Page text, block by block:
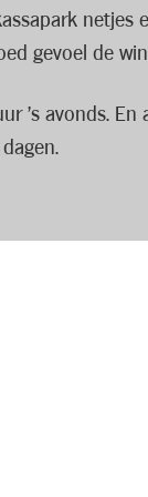
netjes
gevoel de
’s avonds.